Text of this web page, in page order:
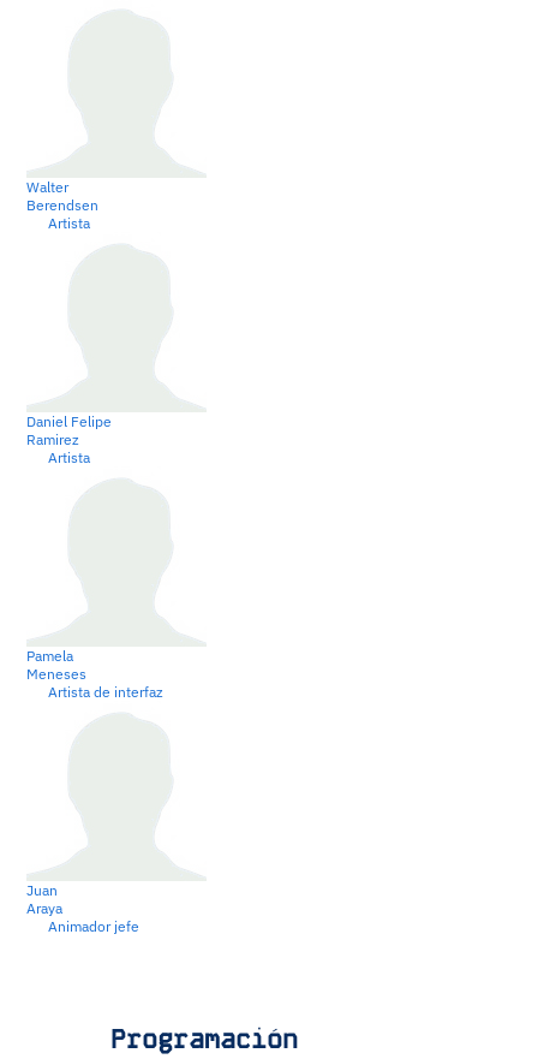
Walter
Berendsen
Artista
Daniel Felipe
Ramirez
Artista
Pamela
Meneses
Artista de interfaz
Juan
Araya
Animador jefe
Programación